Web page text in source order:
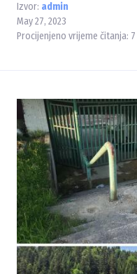
Izvor: admin
May 27, 2023
Procijenjeno vrijeme čitanja: 7